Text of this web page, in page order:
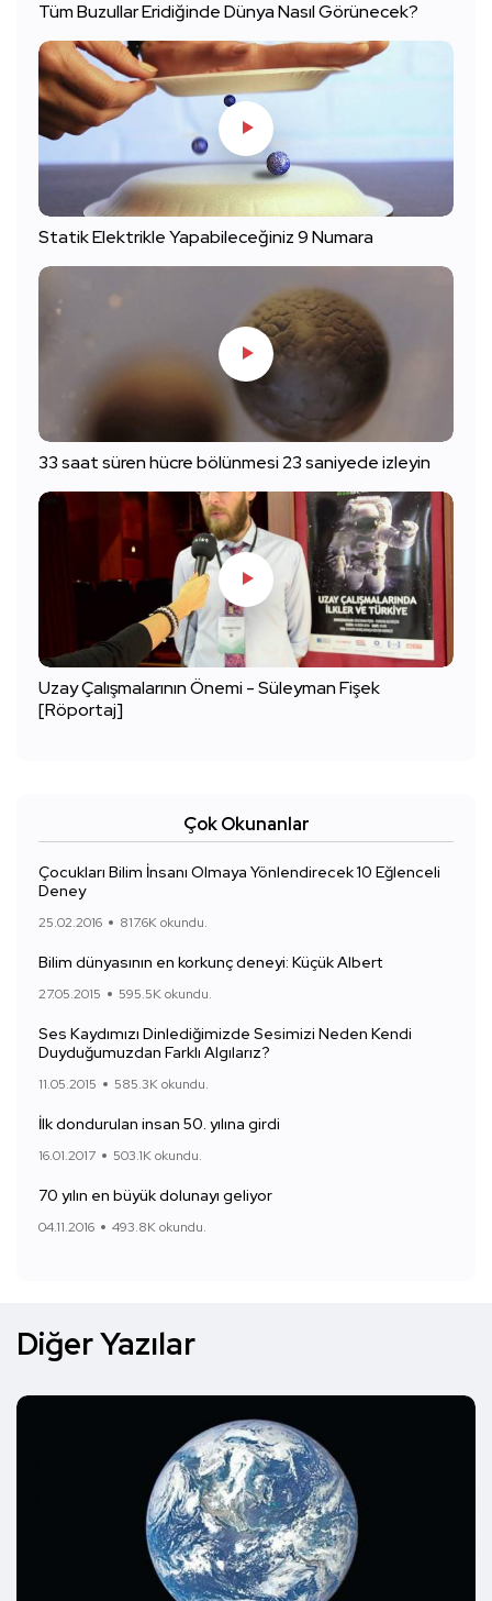
Tüm Buzullar Eridiğinde Dünya Nasıl Görünecek?
Statik Elektrikle Yapabileceğiniz 9 Numara
33 saat süren hücre bölünmesi 23 saniyede izleyin
Uzay Çalışmalarının Önemi - Süleyman Fişek
[Röportaj]
Çok Okunanlar
Çocukları Bilim İnsanı Olmaya Yönlendirecek 10 Eğlenceli
Deney
25.02.2016 817.6K okundu.
Bilim dünyasının en korkunç deneyi: Küçük Albert
27.05.2015 595.5K okundu.
Ses Kaydımızı Dinlediğimizde Sesimizi Neden Kendi
Duyduğumuzdan Farklı Algılarız?
11.05.2015 585.3K okundu.
İlk dondurulan insan 50. yılına girdi
16.01.2017 503.1K okundu.
70 yılın en büyük dolunayı geliyor
04.11.2016 493.8K okundu.
Diğer Yazılar